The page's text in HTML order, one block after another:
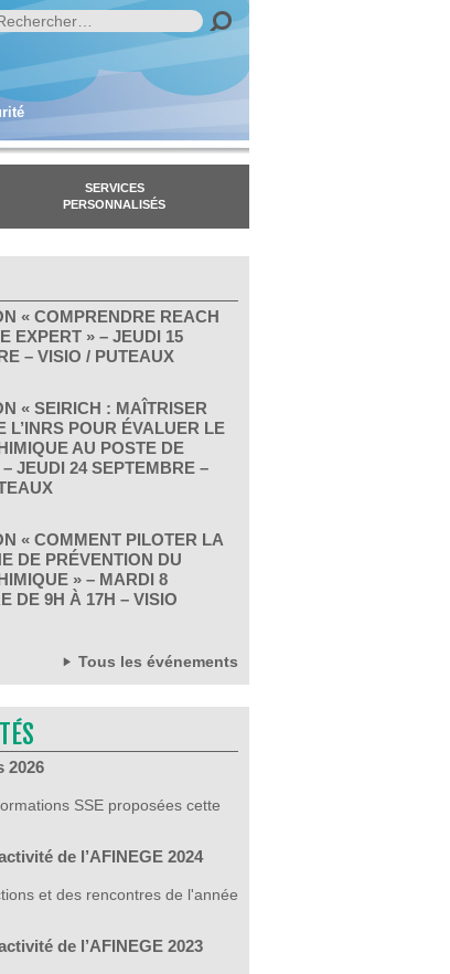
SERVICES
PERSONNALISÉS
« COMPRENDRE REACH
EXPERT » – JEUDI 15
– VISIO / PUTEAUX
« SEIRICH : MAÎTRISER
L’INRS POUR ÉVALUER LE
AU POSTE DE
JEUDI 24 SEPTEMBRE –
« COMMENT PILOTER LA
DE PRÉVENTION DU
» – MARDI 8
DE 9H À 17H – VISIO
Tous les événements
2026
SSE proposées cette
de l’AFINEGE 2024
et des rencontres de l'année
de l’AFINEGE 2023